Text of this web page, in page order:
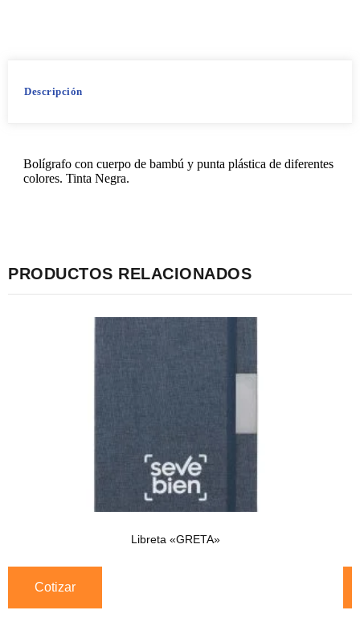
Descripción
Bolígrafo con cuerpo de bambú y punta plástica de diferentes
colores. Tinta Negra.
PRODUCTOS RELACIONADOS
Libreta «GRETA»
Cotizar